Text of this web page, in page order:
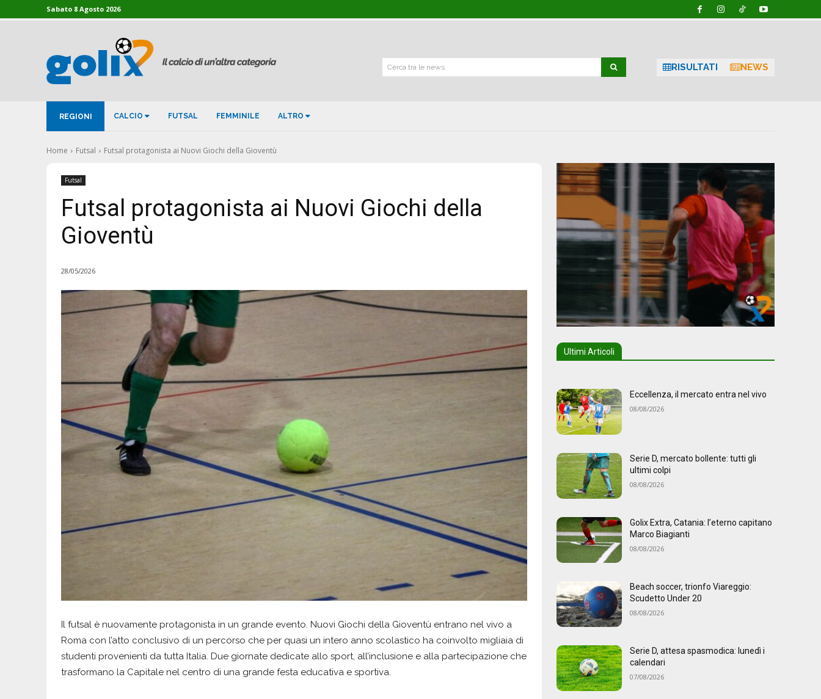
Sabato 8 Agosto 2026
Cerca tra le news RISULTATI NEWS
REGIONI CALCIO FUTSAL FEMMINILE ALTRO
Home Futsal Futsal protagonista ai Nuovi Giochi della Gioventù
Futsal
Futsal protagonista ai Nuovi Giochi della
Gioventù
28/05/2026
Il futsal è nuovamente protagonista in un grande evento. Nuovi Giochi della Gioventù entrano nel vivo a
Roma con l’atto conclusivo di un percorso che per quasi un intero anno scolastico ha coinvolto migliaia di
studenti provenienti da tutta Italia. Due giornate dedicate allo sport, all’inclusione e alla partecipazione che
trasformano la Capitale nel centro di una grande festa educativa e sportiva.
Ultimi Articoli
Eccellenza, il mercato entra nel vivo
08/08/2026
Serie D, mercato bollente: tutti gli
ultimi colpi
08/08/2026
Golix Extra, Catania: l’eterno capitano
Marco Biagianti
08/08/2026
Beach soccer, trionfo Viareggio:
Scudetto Under 20
08/08/2026
Serie D, attesa spasmodica: lunedì i
calendari
07/08/2026